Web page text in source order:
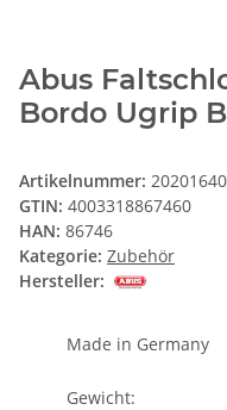
Abus
Bordo Ugrip
Artikelnummer:
GTIN: 4003318867460
HAN: 86746
Kategorie: Zubehör
Hersteller:
Made in Germany
Gewicht: